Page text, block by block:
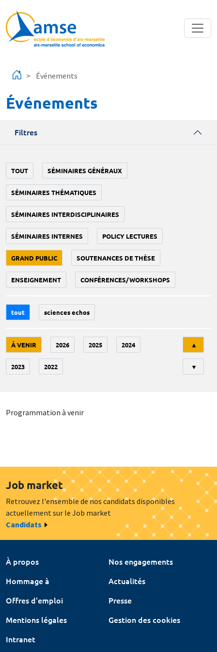
Événements
Événements
Filtres
TOUT SÉMINAIRES GÉNÉRAUX
SÉMINAIRES THÉMATIQUES
SÉMINAIRES INTERDISCIPLINAIRES
SÉMINAIRES INTERNES POLICY LECTURES
GRAND PUBLIC SOUTENANCES DE THÈSE
ENSEIGNEMENT CONFÉRENCES/WORKSHOPS
tout sciences echos
À VENIR 2026 2025 2024
2023 2022
▲
▼
Programmation à venir
Job market
Retrouvez l'ensemble de nos candidats disponibles
actuellement sur le Job market
Candidats
À propos
Nos engagements
Hommage à
Actualités
Offres d'emploi
Presse
Mentions légales
Gestion des cookies
Intranet